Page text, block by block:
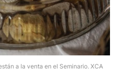
a la venta en el Seminario. XCA